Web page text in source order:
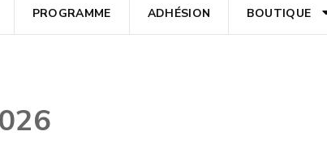
PROGRAMME ADHÉSION BOUTIQUE